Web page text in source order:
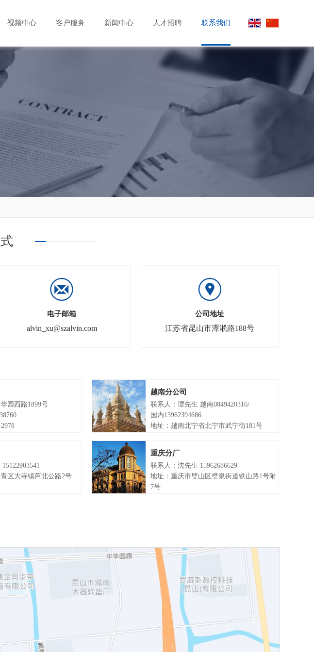
视频中心 客户服务 新闻中心 人才招聘 联系我们
电子邮箱
alvin_xu@szalvin.com
公司地址
江苏省昆山市潭淞路188号
园西路1899号
越南分公司
联系人：谭先生 越南0849420316/
国内13962394686
地址：越南北宁省北宁市武宁街181号
区大寺镇芦北公路2号
重庆分厂
联系人：沈先生 15962686629
地址：重庆市璧山区璧泉街道铁山路1号附
7号